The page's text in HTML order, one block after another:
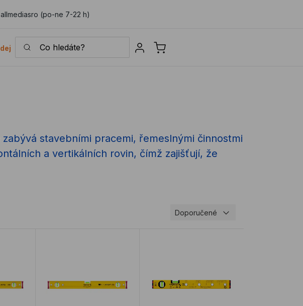
allmediasro (po-ne 7-22 h)
Co hledáte? Sign in
stavebními pracemi, řemeslnými činnostmi
a vertikálních rovin, čímž zajišťují, že
Doporučené